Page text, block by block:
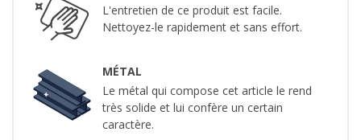
L'entretien de ce produit est facile.
Nettoyez-le rapidement et sans effort.
MÉTAL
Le métal qui compose cet article le rend
très solide et lui confère un certain
caractère.